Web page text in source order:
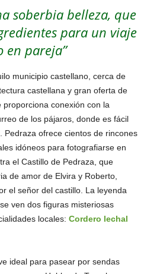
soberbia belleza, que
para un viaje
en pareja”
municipio castellano, cerca de
castellana y gran oferta de
conexión con la
de los pájaros, donde es fácil
Pedraza ofrece cientos de rincones
idóneos para fotografiarse en
el Castillo de Pedraza, que
de amor de Elvira y Roberto,
el señor del castillo. La leyenda
ven dos figuras misteriosas
locales: Cordero lechal
ideal para pasear por sendas